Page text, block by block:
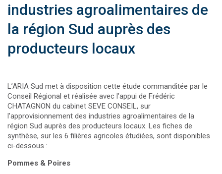
industries agroalimentaires de
la région Sud auprès des
producteurs locaux
L’ARIA Sud met à disposition cette étude commanditée par le
Conseil Régional et réalisée avec l’appui de Frédéric
CHATAGNON du cabinet SEVE CONSEIL, sur
l’approvisionnement des industries agroalimentaires de la
région Sud auprès des producteurs locaux. Les fiches de
synthèse, sur les 6 filières agricoles étudiées, sont disponibles
ci-dessous :
Pommes & Poires